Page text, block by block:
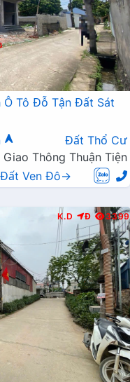
Ô Tô Đỗ Tận Đất Sát
Đất Thổ Cư
Thông Thuận Tiện
Đất Ven Đô→
K.D Đ 3399